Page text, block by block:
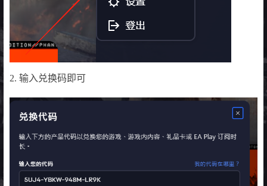
2. 输入兑换码即可